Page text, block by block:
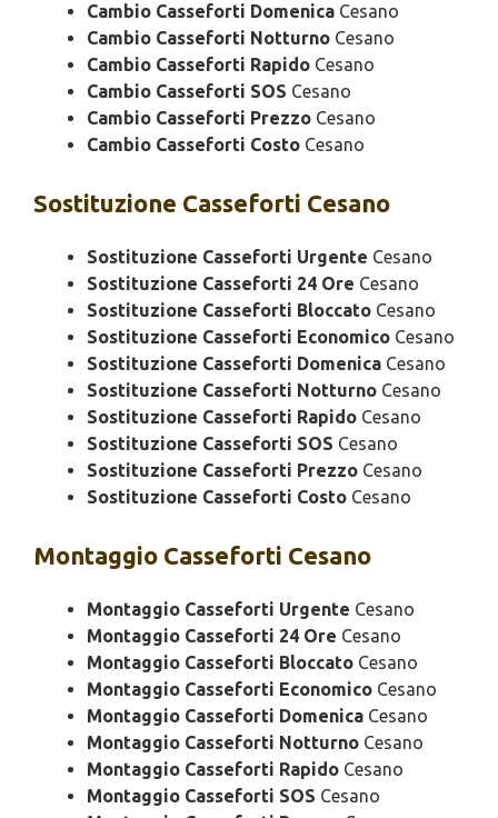
Cambio Casseforti Domenica Cesano
Cambio Casseforti Notturno Cesano
Cambio Casseforti Rapido Cesano
Cambio Casseforti SOS Cesano
Cambio Casseforti Prezzo Cesano
Cambio Casseforti Costo Cesano
Sostituzione Casseforti Cesano
Sostituzione Casseforti Urgente Cesano
Sostituzione Casseforti 24 Ore Cesano
Sostituzione Casseforti Bloccato Cesano
Sostituzione Casseforti Economico Cesano
Sostituzione Casseforti Domenica Cesano
Sostituzione Casseforti Notturno Cesano
Sostituzione Casseforti Rapido Cesano
Sostituzione Casseforti SOS Cesano
Sostituzione Casseforti Prezzo Cesano
Sostituzione Casseforti Costo Cesano
Montaggio Casseforti Cesano
Montaggio Casseforti Urgente Cesano
Montaggio Casseforti 24 Ore Cesano
Montaggio Casseforti Bloccato Cesano
Montaggio Casseforti Economico Cesano
Montaggio Casseforti Domenica Cesano
Montaggio Casseforti Notturno Cesano
Montaggio Casseforti Rapido Cesano
Montaggio Casseforti SOS Cesano